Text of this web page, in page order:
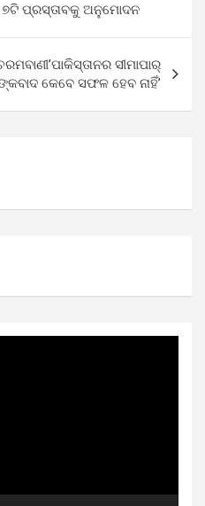
୭ଟି ପ୍ରସ୍ତାବକୁ ଅନୁମୋଦନ
ସୀମାପାର୍
କେବେ ସଫଳ ହେବ ନାହିଁ’